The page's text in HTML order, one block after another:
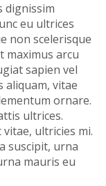
dignissim
eu ultrices
non scelerisque
maximus arcu
sapien vel
aliquam, vitae
ornare.
ultrices.
ultricies mi.
suscipit, urna
mauris eu